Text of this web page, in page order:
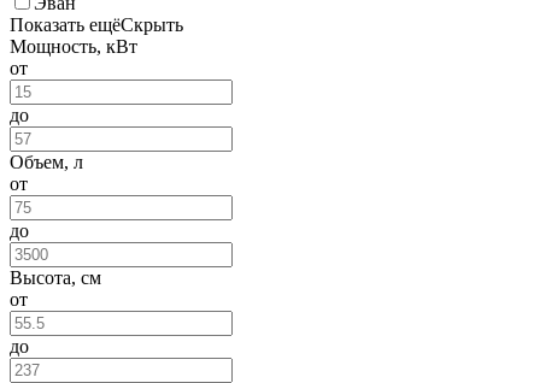
Показать ещёСкрыть
Мощность, кВт
от
до
Объем, л
от
до
Высота, см
от
до